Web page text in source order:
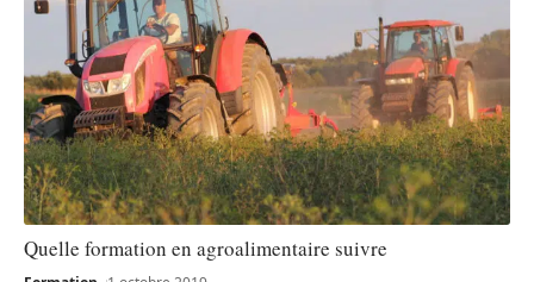
Quelle formation en agroalimentaire suivre